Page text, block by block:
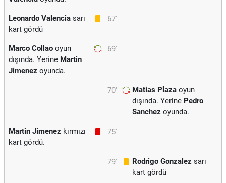
67'
Leonardo Valencia sarı
kart gördü
69'
Marco Collao oyun
dışında. Yerine Martin
Jimenez oyunda.
70' Matias Plaza oyun
dışında. Yerine Pedro
Sanchez oyunda.
75'
Martin Jimenez kırmızı
kart gördü.
79' Rodrigo Gonzalez sarı
kart gördü